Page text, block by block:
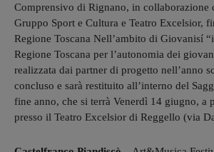
Comprensivo di Rignano, in collaborazione
Gruppo Sport e Cultura e Teatro Excelsior,
Regione Toscana Nell’ambito di Giovanisí
Regione Toscana per l’autonomia dei
realizzata dai partner di progetto nell’anno
concluso e sarà restituito all’interno del
fine anno, che si terrà Venerdì 14 giugno, a
presso il Teatro Excelsior di Reggello (via